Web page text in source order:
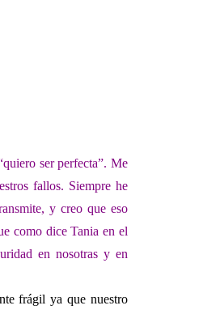
ser perfecta”. Me
fallos. Siempre he
y creo que eso
como dice Tania en el
en nosotras y en
frágil ya que nuestro